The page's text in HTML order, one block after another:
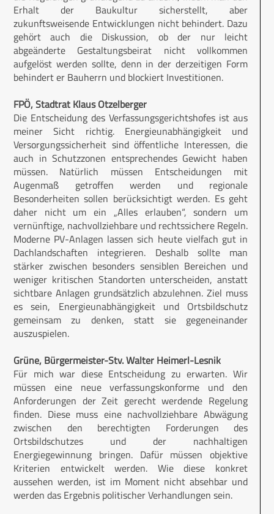
Erhalt der Baukultur sicherstellt, aber
zukunftsweisende Entwicklungen nicht behindert. Dazu
gehört auch die Diskussion, ob der nur leicht
abgeänderte Gestaltungsbeirat nicht vollkommen
aufgelöst werden sollte, denn in der derzeitigen Form
behindert er Bauherrn und blockiert Investitionen.
FPÖ, Stadtrat Klaus Otzelberger
Die Entscheidung des Verfassungsgerichtshofes ist aus
meiner Sicht richtig. Energieunabhängigkeit und
Versorgungssicherheit sind öffentliche Interessen, die
auch in Schutzzonen entsprechendes Gewicht haben
müssen. Natürlich müssen Entscheidungen mit
Augenmaß getroffen werden und regionale
Besonderheiten sollen berücksichtigt werden. Es geht
daher nicht um ein „Alles erlauben“, sondern um
vernünftige, nachvollziehbare und rechtssichere Regeln.
Moderne PV-Anlagen lassen sich heute vielfach gut in
Dachlandschaften integrieren. Deshalb sollte man
stärker zwischen besonders sensiblen Bereichen und
weniger kritischen Standorten unterscheiden, anstatt
sichtbare Anlagen grundsätzlich abzulehnen. Ziel muss
es sein, Energieunabhängigkeit und Ortsbildschutz
gemeinsam zu denken, statt sie gegeneinander
auszuspielen.
Grüne, Bürgermeister-Stv. Walter Heimerl-Lesnik
Für mich war diese Entscheidung zu erwarten. Wir
müssen eine neue verfassungskonforme und den
Anforderungen der Zeit gerecht werdende Regelung
finden. Diese muss eine nachvollziehbare Abwägung
zwischen den berechtigten Forderungen des
Ortsbildschutzes und der nachhaltigen
Energiegewinnung bringen. Dafür müssen objektive
Kriterien entwickelt werden. Wie diese konkret
aussehen werden, ist im Moment nicht absehbar und
werden das Ergebnis politischer Verhandlungen sein.